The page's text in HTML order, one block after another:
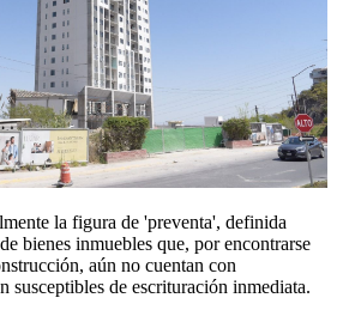
la figura de 'preventa', definida
bienes inmuebles que, por encontrarse
aún no cuentan con
susceptibles de escrituración inmediata.